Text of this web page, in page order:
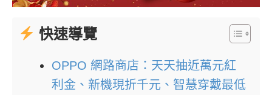
快速導覽
OPPO 網路商店：天天抽近萬元紅
利金、新機現折千元、智慧穿戴最低